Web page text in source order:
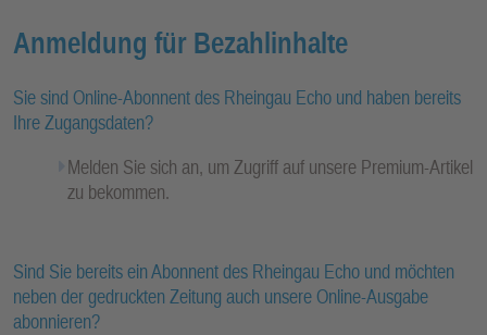
Anmeldung für Bezahlinhalte
Sie sind Online-Abonnent des Rheingau Echo und haben bereits
Ihre Zugangsdaten?
Melden Sie sich an, um Zugriff auf unsere Premium-Artikel
zu bekommen.
Sind Sie bereits ein Abonnent des Rheingau Echo und möchten
neben der gedruckten Zeitung auch unsere Online-Ausgabe
abonnieren?